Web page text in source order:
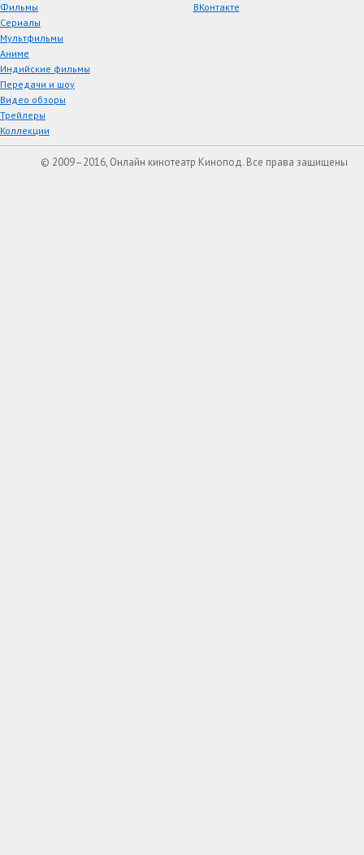
Фильмы
Сериалы
Мультфильмы
Аниме
Индийские фильмы
Передачи и шоу
Видео обзоры
Трейлеры
Коллекции
ВКонтакте
© 2009–2016, Онлайн кинотеатр Кинопод. Все права защищены